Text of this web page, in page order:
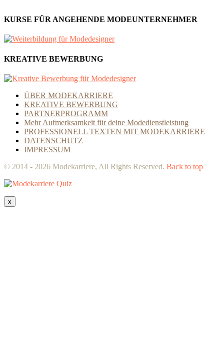
KURSE FÜR ANGEHENDE MODEUNTERNEHMER
KREATIVE BEWERBUNG
ÜBER MODEKARRIERE
KREATIVE BEWERBUNG
PARTNERPROGRAMM
Mehr Aufmerksamkeit für deine Modedienstleistung
PROFESSIONELL TEXTEN MIT MODEKARRIERE
DATENSCHUTZ
IMPRESSUM
© 2014 - 2026 Modekarriere, All Rights Reserved. Back to top
x